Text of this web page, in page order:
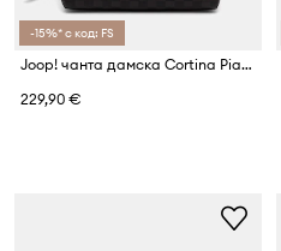
-15%* с код: FS
Joop! чанта дамска Cortina Piazza Aurora
229,90 €